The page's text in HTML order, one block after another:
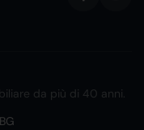
da più di 40 anni.